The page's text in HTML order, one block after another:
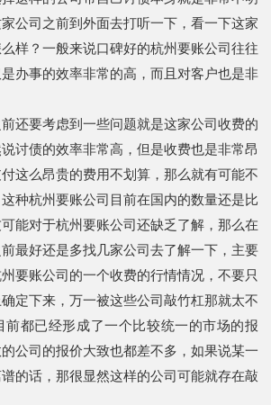
公司之前到外面去打听一下，看一下这家
样？一般来说口碑好的杭州要账公司往往
办事的效率非常的高，而且对客户也是非
还要考虑到一些问题就是这家公司收费的
讨债的效率非常高，但是收费也是非常昂
这么昂贵的费用不划算，那么就有可能不
种杭州要账公司目前在国内的数量还是比
能对于杭州要账公司还缺乏了解，那么在
最好还是多找几家公司去了解一下，主要
要账公司的一个收费的行情情况，不要只
定下来，万一被这些公司敲竹杠那就太不
前都已经形成了一个比较统一的市场的报
公司的报价大致也都差不多，如果说某一
的话，那很显然这样的公司可能就存在敲